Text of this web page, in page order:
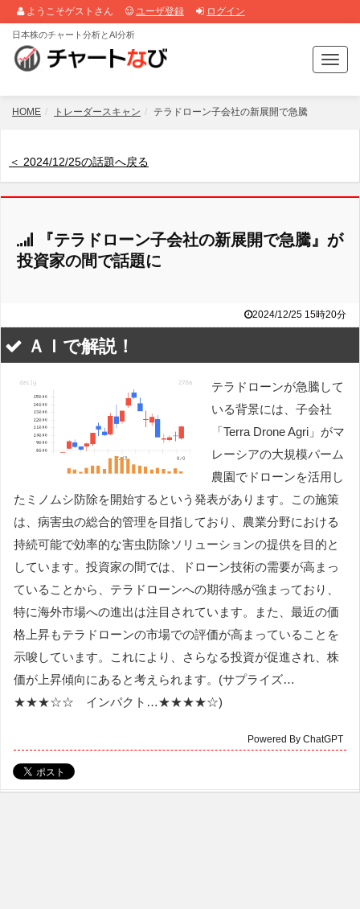
ようこそゲストさん ユーザ登録 ログイン
T
o
g
a
日本株のチャート分析とAI分析
HOME トレーダースキャン テラドローン子会社の新展開で急騰
＜ 2024/12/25の話題へ戻る
『テラドローン子会社の新展開で急騰』が
投資家の間で話題に
2024/12/25 15時20分
ＡＩで解説！
テラドローンが急騰して
いる背景には、子会社
「Terra Drone Agri」がマ
レーシアの大規模パーム
農園でドローンを活用し
たミノムシ防除を開始するという発表があります。この施策
は、病害虫の総合的管理を目指しており、農業分野における
持続可能で効率的な害虫防除ソリューションの提供を目的と
しています。投資家の間では、ドローン技術の需要が高まっ
ていることから、テラドローンへの期待感が強まっており、
特に海外市場への進出は注目されています。また、最近の価
格上昇もテラドローンの市場での評価が高まっていることを
示唆しています。これにより、さらなる投資が促進され、株
価が上昇傾向にあると考えられます。(サプライズ…
★★★☆☆ インパクト…★★★★☆)
Powered By ChatGPT